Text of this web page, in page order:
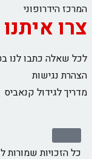
המרכז הידרופוני
צרו
לכל שאלה כתבו לנו
הצהרת נגישות
מדריך לגידול קנאביס
כל הזכויות שמורות